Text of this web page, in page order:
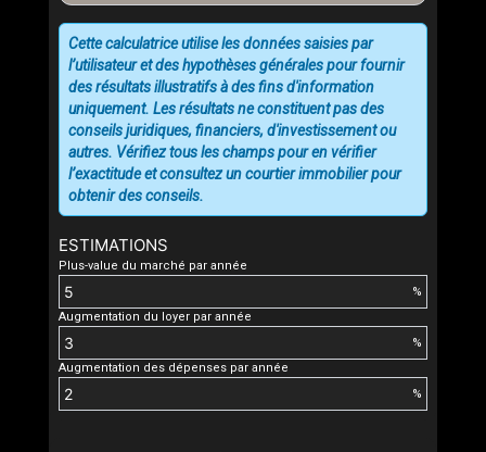
ESTIMATIONS
Plus-value du marché par année
%
Augmentation du loyer par année
%
Augmentation des dépenses par année
%
Cette calculatrice utilise les données saisies par
l’utilisateur et des hypothèses générales pour fournir
des résultats illustratifs à des fins d'information
uniquement. Les résultats ne constituent pas des
conseils juridiques, financiers, d'investissement ou
autres. Vérifiez tous les champs pour en vérifier
l’exactitude et consultez un courtier immobilier pour
obtenir des conseils.